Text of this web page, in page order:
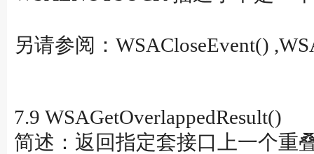
另请参阅：WSACloseEvent()
7.9 WSAGetOverlappedResult()
简述：返回指定套接口上一个重